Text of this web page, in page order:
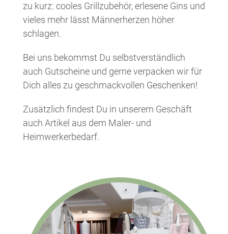
zu kurz: cooles Grillzubehör, erlesene Gins und
vieles mehr lässt Männerherzen höher
schlagen.
Bei uns bekommst Du selbstverständlich
auch Gutscheine und gerne verpacken wir für
Dich alles zu geschmackvollen Geschenken!
Zusätzlich findest Du in unserem Geschäft
auch Artikel aus dem Maler- und
Heimwerkerbedarf.